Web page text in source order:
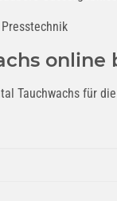
online
Tauchwachs für